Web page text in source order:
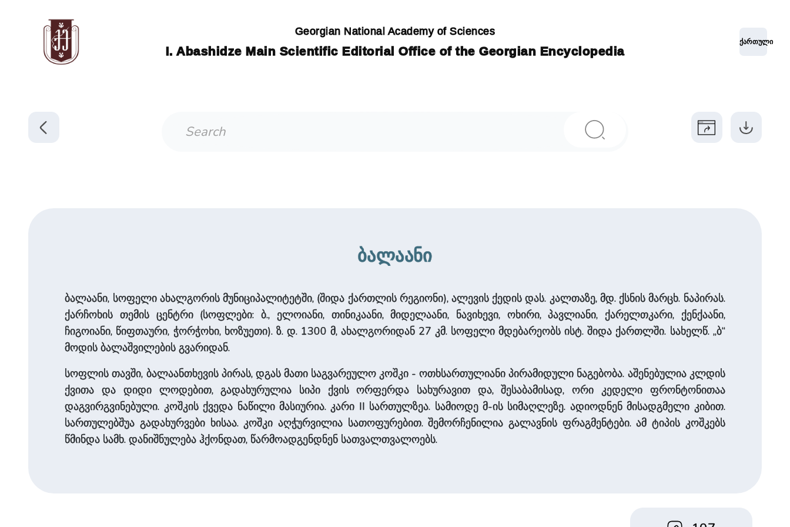
Georgian National Academy of Sciences
I. Abashidze Main Scientific Editorial Office of the Georgian Encyclopedia
ქართული
ბალაანი
ბალაანი, სოფელი ახალგორის მუნიციპალიტეტში, (შიდა ქართლის რეგიონი), ალევის ქედის დას. კალთაზე, მდ. ქსნის მარცხ. ნაპირას.
ქარჩოხის თემის ცენტრი (სოფლები: ბ., ელოიანი, თინიკაანი, მიდელაანი, ნავიხევი, ოხირი, პავლიანი, ქარელთკარი, ქენქაანი,
ჩიგოიანი, წიფთაური, ჭორჭოხი, ხოზუეთი). ზ. დ. 1300 მ, ახალგორიდან 27 კმ. სოფელი მდებარეობს ისტ. შიდა ქართლში. სახელწ. „ბ“
მოდის ბალაშვილების გვარიდან.
სოფლის თავში, ბალაანთხევის პირას, დგას მათი საგვარეულო კოშკი - ოთხსართულიანი პირამიდული ნაგებობა. აშენებულია კლდის
ქვითა და დიდი ლოდებით, გადახურულია სიპი ქვის ორფერდა სახურავით და, შესაბამისად, ორი კედელი ფრონტონითაა
დაგვირგვინებული. კოშკის ქვედა ნაწილი მასიურია. კარი II სართულზეა. სამიოდე მ-ის სიმაღლეზე. ადიოდნენ მისადგმელი კიბით.
სართულებშუა გადახურვები ხისაა. კოშკი აღჭურვილია სათოფურებით. შემორჩენილია გალავნის ფრაგმენტები. ამ ტიპის კოშკებს
წმინდა სამხ. დანიშნულება ჰქონდათ, წარმოადგენდნენ სათვალთვალოებს.